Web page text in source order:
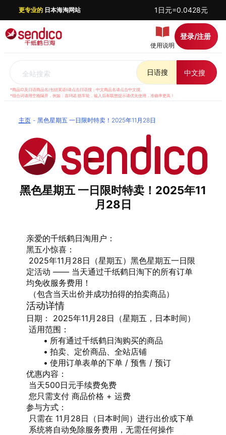
更专业的日本海淘网站 1日元=0.0428元
使用说明
登录/注册
全站搜索 日语搜 中文搜
*商品ID及日语商品名(包括英语)请点击日语搜；中文商品名请点击中文搜。
*组合词请用空格隔开，例如：喜玛诺 纺车轮，输入后有联想提示请优先使用，准确率更高！
主页 黑色星期五 一日限时特卖！2025年11月28日
黑色星期五 一日限时特卖！2025年11
月28日
亲爱的千纸鹤日淘用户：
黑五小惊喜：
定活动 —— 当天通过千纸鹤日淘下的所有订单
均免收服务费用！
（包含当天出价并成功拍得的拍卖商品）
活动详情
日期： 2025年11月28日（星期五，日本时间）
适用范围：
所有通过千纸鹤日淘购买的商品
拍卖、定价商品、全站店铺
使用订单表单的下单 / 预售 / 预订
优惠内容：
当天500日元手续费免费
您只需支付 商品价格 + 运费
参与方式：
只需在 11月28日（日本时间）进行出价或下单
系统将自动免除服务费用，无需任何操作